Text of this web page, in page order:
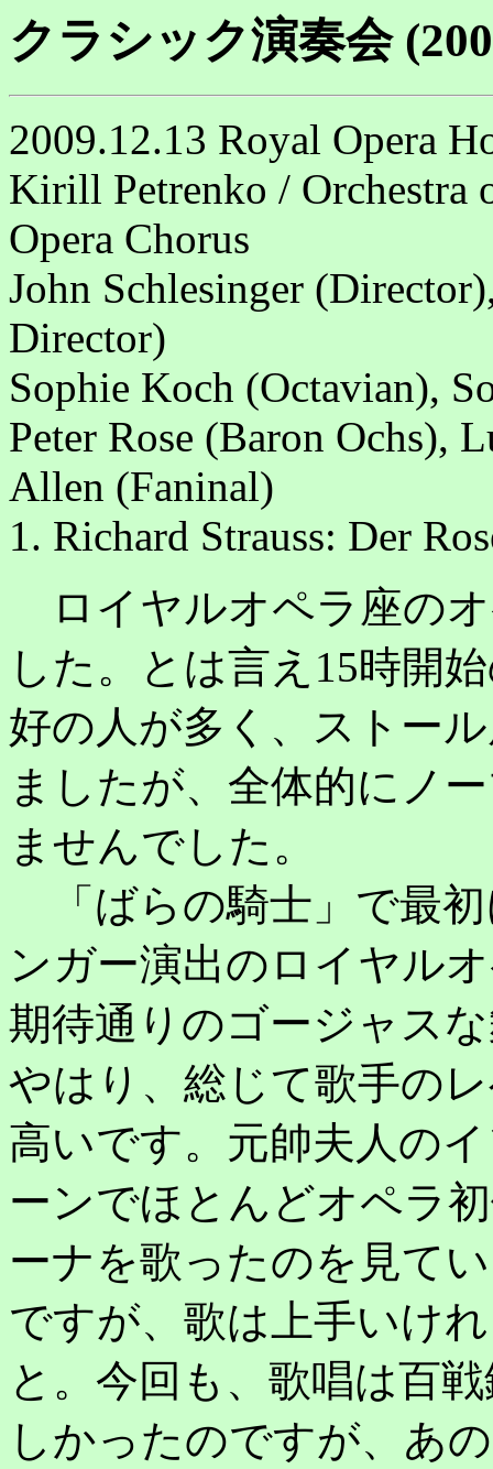
クラシック演奏会
2009.12.13 Royal Opera
Kirill Petrenko / Orchestra
Opera Chorus
John Schlesinger
Director)
Sophie Koch (Octavian),
Peter Rose (Baron Ochs),
Allen (Faninal)
1. Richard Strauss: Der
ロイヤルオペラ座の
した。とは言え15時開
好の人が多く、ストー
ましたが、全体的にノ
ませんでした。
「ばらの騎士」で最
ンガー演出のロイヤル
期待通りのゴージャス
やはり、総じて歌手の
高いです。元帥夫人の
ーンでほとんどオペラ
ーナを歌ったのを見て
ですが、歌は上手いけ
と。今回も、歌唱は百
しかったのですが、あ